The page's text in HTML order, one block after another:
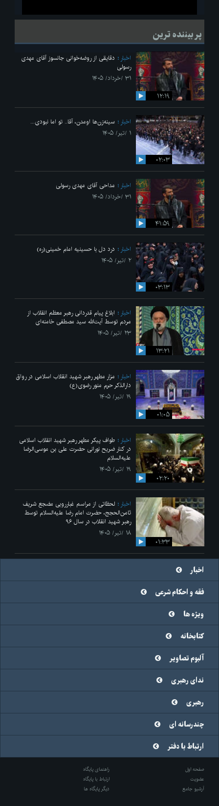
لحظاتی از قرائت زیارت اربعین امام حسین(ع) در مراسم عزاداری هیئات
پر بیننده ترین
۱۲:۱۹
اخبار
دقایقی از روضه‌خوانی جانسوز آقای مهدی
رسولی
۳۱ /خرداد/ ۱۴۰۵
۰۲:۰۳
اخبار
سینه‌زن‌ها اومدن،‌ آقا.. تو اما نبودی...
۱ /تیر/ ۱۴۰۵
۴۱:۵۹
اخبار
مداحی آقای مهدی رسولی
۳۱ /خرداد/ ۱۴۰۵
۰۳:۱۳
اخبار
درد دل با حسینیه امام خمینی(ره)
۲ /تیر/ ۱۴۰۵
۱۳:۲۱
اخبار
ابلاغ پیام قدردانی رهبر معظم انقلاب از
مردم توسط آیت‌الله سید مصطفی خامنه‌ای
۲۳ /تیر/ ۱۴۰۵
۰۱:۰۵
اخبار
مزار مطهر رهبر شهید انقلاب اسلامی در رواق
دارالذکر حرم منور رضوی(ع)
۱۹ /تیر/ ۱۴۰۵
۰۲:۲۰
اخبار
طواف پیکر مطهر رهبر شهید انقلاب اسلامی
در کنار ضریح نورانی حضرت علی‌ بن موسی‌الرضا
علیه‌السلام
۱۹ /تیر/ ۱۴۰۵
۰۱:۳۳
اخبار
لحظاتی از مراسم غبارروبی مضجع شریف
ثامن‌الحجج، حضرت امام رضا علیه‌السلام توسط
رهبر شهید انقلاب در سال ۹۶
۱۸ /تیر/ ۱۴۰۵
اخبار
فقه و احکام شرعی
ویژه ها
کتابخانه
آلبوم تصاویر
ندای رهبری
رهبری
چندرسانه ای
ارتباط با دفتر
صفحه اول
راهنمای پایگاه
عضویت
ارتباط با پایگاه
آرشیو جامع
دیگر پایگاه ها